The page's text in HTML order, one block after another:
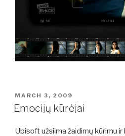
POSTED
ON
MARCH 3, 2009
Emocijų kūrėjai
Ubisoft užsiima žaidimų kūrimu